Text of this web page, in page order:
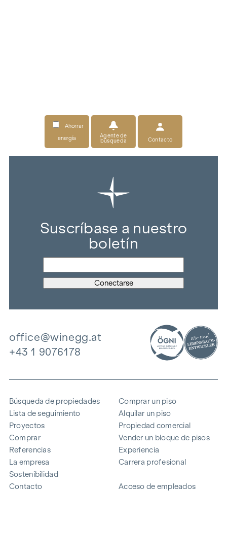
Ahorrar
energía
Agente de
búsqueda
Contacto
Suscríbase a nuestro
boletín
office@winegg.at
+43 1 9076178
Búsqueda de propiedades
Lista de seguimiento
Proyectos
Comprar
Referencias
La empresa
Sostenibilidad
Contacto
Comprar un piso
Alquilar un piso
Propiedad comercial
Vender un bloque de pisos
Experiencia
Carrera profesional
Acceso de empleados